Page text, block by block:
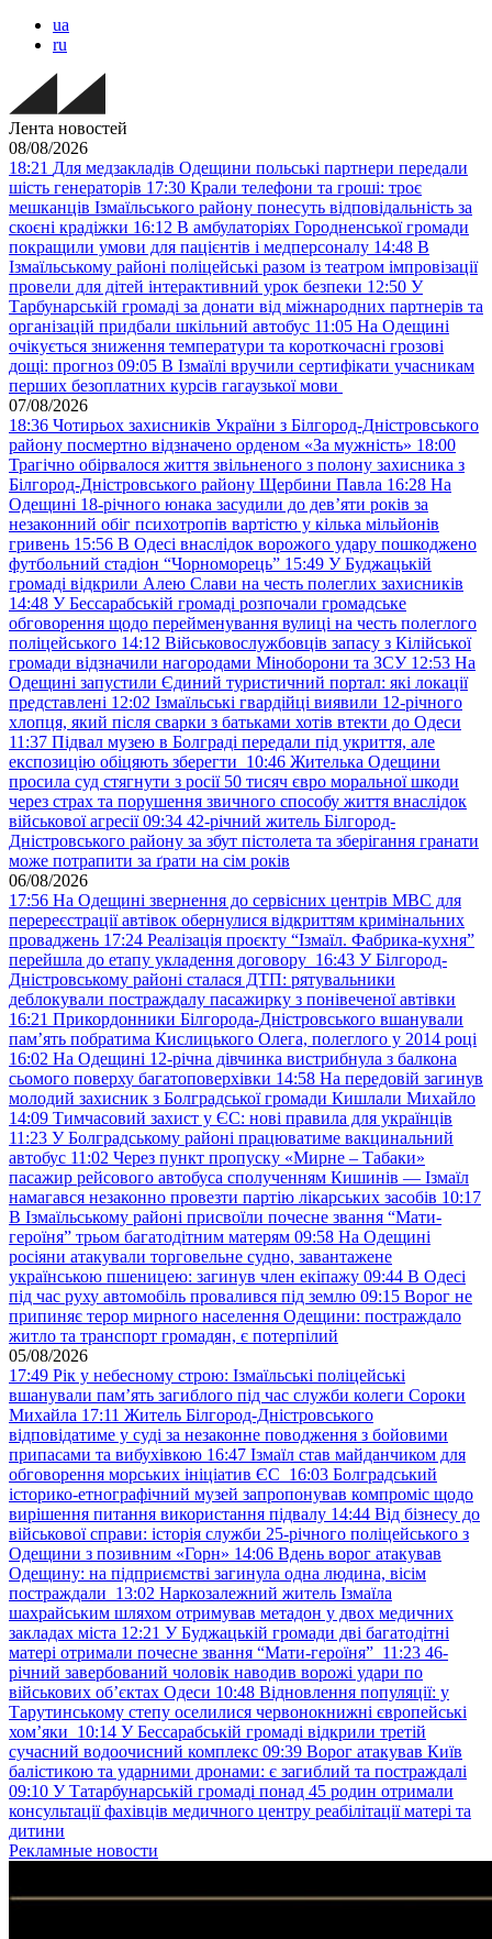
ua
ru
Лента новостей
08/08/2026
18:21 Для медзакладів Одещини польські партнери передали
шість генераторів 17:30 Крали телефони та гроші: троє
мешканців Ізмаїльського району понесуть відповідальність за
скоєні крадіжки 16:12 В амбулаторіях Городненської громади
покращили умови для пацієнтів і медперсоналу 14:48 В
Ізмаїльському районі поліцейські разом із театром імпровізації
провели для дітей інтерактивний урок безпеки 12:50 У
Тарбунарській громаді за донати від міжнародних партнерів та
організацій придбали шкільний автобус 11:05 На Одещині
очікується зниження температури та короткочасні грозові
дощі: прогноз 09:05 В Ізмаїлі вручили сертифікати учасникам
перших безоплатних курсів гагаузької мови
07/08/2026
18:36 Чотирьох захисників України з Білгород-Дністровського
району посмертно відзначено орденом «За мужність» 18:00
Трагічно обірвалося життя звільненого з полону захисника з
Білгород-Дністровського району Щербини Павла 16:28 На
Одещині 18-річного юнака засудили до дев’яти років за
незаконний обіг психотропів вартістю у кілька мільйонів
гривень 15:56 В Одесі внаслідок ворожого удару пошкоджено
футбольний стадіон “Чорноморець” 15:49 У Буджацькій
громаді відкрили Алею Слави на честь полеглих захисників
14:48 У Бессарабській громаді розпочали громадське
обговорення щодо перейменування вулиці на честь полеглого
поліцейського 14:12 Військовослужбовців запасу з Кілійської
громади відзначили нагородами Міноборони та ЗСУ 12:53 На
Одещині запустили Єдиний туристичний портал: які локації
представлені 12:02 Ізмаїльські гвардійці виявили 12-річного
хлопця, який після сварки з батьками хотів втекти до Одеси
11:37 Підвал музею в Болграді передали під укриття, але
експозицію обіцяють зберегти 10:46 Жителька Одещини
просила суд стягнути з росії 50 тисяч євро моральної шкоди
через страх та порушення звичного способу життя внаслідок
військової агресії 09:34 42-річний житель Білгород-
Дністровського району за збут пістолета та зберігання гранати
може потрапити за ґрати на сім років
06/08/2026
17:56 На Одещині звернення до сервісних центрів МВС для
перереєстрації автівок обернулися відкриттям кримінальних
проваджень 17:24 Реалізація проєкту “Ізмаїл. Фабрика-кухня”
перейшла до етапу укладення договору 16:43 У Білгород-
Дністровському районі сталася ДТП: рятувальники
деблокували постраждалу пасажирку з понівеченої автівки
16:21 Прикордонники Білгорода-Дністровського вшанували
пам’ять побратима Кислицького Олега, полеглого у 2014 році
16:02 На Одещині 12-річна дівчинка вистрибнула з балкона
сьомого поверху багатоповерхівки 14:58 На передовій загинув
молодий захисник з Болградської громади Кишлали Михайло
14:09 Тимчасовий захист у ЄС: нові правила для українців
11:23 У Болградському районі працюватиме вакцинальний
автобус 11:02 Через пункт пропуску «Мирне – Табаки»
пасажир рейсового автобуса сполученням Кишинів — Ізмаїл
намагався незаконно провезти партію лікарських засобів 10:17
В Ізмаїльському районі присвоїли почесне звання “Мати-
героїня” трьом багатодітним матерям 09:58 На Одещині
росіяни атакували торговельне судно, завантажене
українською пшеницею: загинув член екіпажу 09:44 В Одесі
під час руху автомобіль провалився під землю 09:15 Ворог не
припиняє терор мирного населення Одещини: постраждало
житло та транспорт громадян, є потерпілий
05/08/2026
17:49 Рік у небесному строю: Ізмаїльські поліцейські
вшанували пам’ять загиблого під час служби колеги Сороки
Михайла 17:11 Житель Білгород-Дністровського
відповідатиме у суді за незаконне поводження з бойовими
припасами та вибухівкою 16:47 Ізмаїл став майданчиком для
обговорення морських ініціатив ЄС 16:03 Болградський
історико-етнографічний музей запропонував компроміс щодо
вирішення питання використання підвалу 14:44 Від бізнесу до
військової справи: історія служби 25-річного поліцейського з
Одещини з позивним «Горн» 14:06 Вдень ворог атакував
Одещину: на підприємстві загинула одна людина, вісім
постраждали 13:02 Наркозалежний житель Ізмаїла
шахрайським шляхом отримував метадон у двох медичних
закладах міста 12:21 У Буджацькій громади дві багатодітні
матері отримали почесне звання “Мати-героїня” 11:23 46-
річний завербований чоловік наводив ворожі удари по
військових обʼєктах Одеси 10:48 Відновлення популяції: у
Тарутинському степу оселилися червонокнижні європейські
хом’яки 10:14 У Бессарабській громаді відкрили третій
сучасний водоочисний комплекс 09:39 Ворог атакував Київ
балістикою та ударними дронами: є загиблий та постраждалі
09:10 У Татарбунарській громаді понад 45 родин отримали
консультації фахівців медичного центру реабілітації матері та
дитини
Рекламные новости